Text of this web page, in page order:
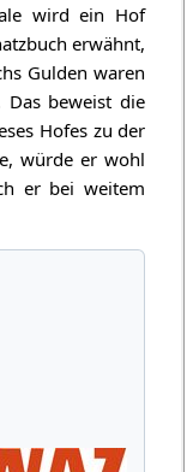
wird ein Hof
erwähnt,
Gulden waren
Das beweist die
Hofes zu der
würde er wohl
er bei weitem